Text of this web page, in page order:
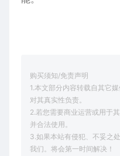
购买须知/免责声明
1.本文部分内容转载自其它
对其真实性负责。
2.若您需要商业运营或用于
并合法使用。
3.如果本站有侵犯、不妥之
我们。将会第一时间解决！